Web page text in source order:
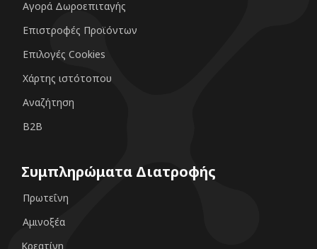
Αγορά Δωροεπιταγής
Επιστροφές Προϊόντων
Επιλογές Cookies
Χάρτης ιστότοπου
Αναζήτηση
B2B
Συμπληρώματα Διατροφής
Πρωτεΐνη
Αμινοξέα
Κρεατίνη